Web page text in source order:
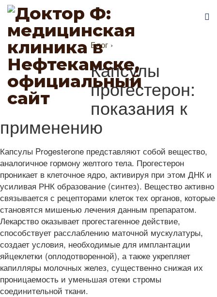
Блог ›
Капсулы
прогестерон:
показания к
применению
Капсулы Progesterone представляют собой вещество,
аналогичное гормону желтого тела. Прогестерон
проникает в клеточное ядро, активируя при этом ДНК и
усиливая РНК образование (синтез). Вещество активно
связывается с рецепторами клеток тех органов, которые
становятся мишенью лечения данным препаратом.
Лекарство оказывает прогестагенное действие,
способствует расслаблению маточной мускулатуры,
создает условия, необходимые для имплантации
яйцеклетки (оплодотворенной), а также укрепляет
капилляры молочных желез, существенно снижая их
проницаемость и уменьшая отеки стромы
соединительной ткани.